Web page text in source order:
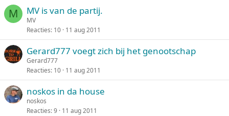
M MV is van de partij.
MV
Reacties 10 11 aug 2011
Gerard777 voegt zich bij het genootschap
Gerard777
Reacties 10 11 aug 2011
noskos in da house
noskos
Reacties 9 11 aug 2011